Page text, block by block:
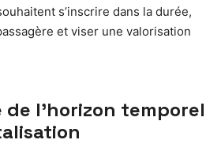
s’inscrire dans la durée,
et viser une valorisation
de l’horizon temporel